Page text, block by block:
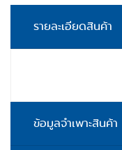
รายละเอียดสินค้า
ข้อมูลจำเพาะสินค้า